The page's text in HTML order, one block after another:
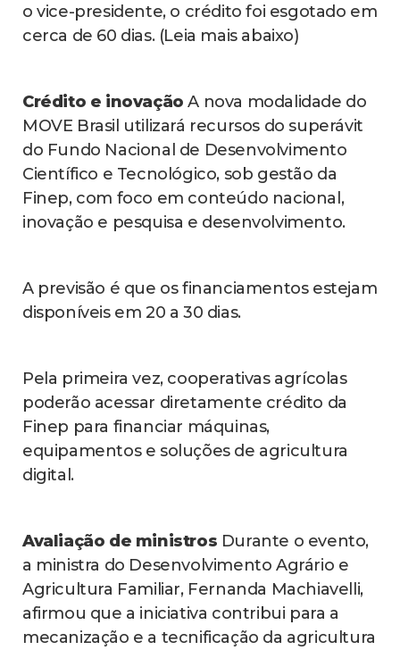
o vice-presidente, o crédito foi esgotado em
cerca de 60 dias. (Leia mais abaixo)
Crédito e inovação A nova modalidade do
MOVE Brasil utilizará recursos do superávit
do Fundo Nacional de Desenvolvimento
Científico e Tecnológico, sob gestão da
Finep, com foco em conteúdo nacional,
inovação e pesquisa e desenvolvimento.
A previsão é que os financiamentos estejam
disponíveis em 20 a 30 dias.
Pela primeira vez, cooperativas agrícolas
poderão acessar diretamente crédito da
Finep para financiar máquinas,
equipamentos e soluções de agricultura
digital.
Avaliação de ministros Durante o evento,
a ministra do Desenvolvimento Agrário e
Agricultura Familiar, Fernanda Machiavelli,
afirmou que a iniciativa contribui para a
mecanização e a tecnificação da agricultura